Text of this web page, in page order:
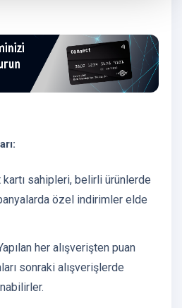
kartı sahipleri, belirli ürünlerde
özel indirimler elde
her alışverişten puan
sonraki alışverişlerde